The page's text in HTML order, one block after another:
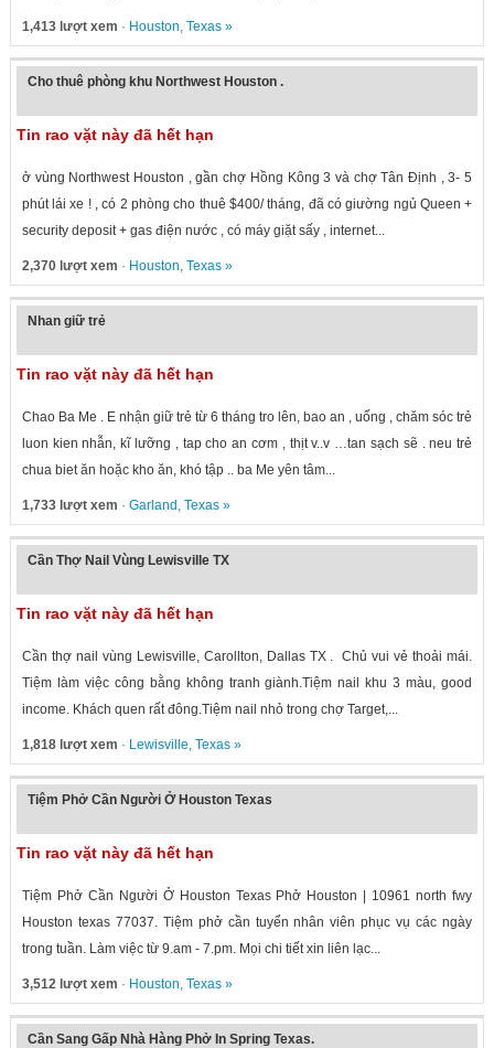
1,413 lượt xem · Houston, Texas»
Cho thuê phòng khu Northwest Houston .
Tin rao vặt này đã hết hạn
ở vùng Northwest Houston , gần chợ Hồng Kông 3 và chợ Tân Định , 3- 5
phút lái xe ! , có 2 phòng cho thuê $400/ tháng, đã có giường ngủ Queen +
security deposit + gas điện nước , có máy giặt sấy , internet...
2,370 lượt xem · Houston, Texas»
Nhan giữ trẻ
Tin rao vặt này đã hết hạn
Chao Ba Me . E nhận giữ trẻ từ 6 tháng tro lên, bao an , uống , chăm sóc trẻ
luon kien nhẫn, kĩ lưỡng , tap cho an cơm , thịt v..v …tan sạch sẽ . neu trẻ
chua biet ăn hoặc kho ăn, khó tập .. ba Me yên tâm...
1,733 lượt xem · Garland , Texas»
Cần Thợ Nail Vùng Lewisville TX
Tin rao vặt này đã hết hạn
Cần thợ nail vùng Lewisville, Carollton, Dallas TX . Chủ vui vẻ thoải mái.
Tiệm làm việc công bằng không tranh giành.Tiệm nail khu 3 màu, good
income. Khách quen rất đông.Tiệm nail nhỏ trong chợ Target,...
1,818 lượt xem · Lewisville, Texas»
Tiệm Phở Cần Người Ở Houston Texas
Tin rao vặt này đã hết hạn
Tiệm Phở Cần Người Ở Houston Texas Phở Houston | 10961 north fwy
Houston texas 77037. Tiệm phở cần tuyển nhân viên phục vụ các ngày
trong tuần. Làm việc từ 9.am - 7.pm. Mọi chi tiết xin liên lạc...
3,512 lượt xem · Houston, Texas»
Cần Sang Gấp Nhà Hàng Phở In Spring Texas.